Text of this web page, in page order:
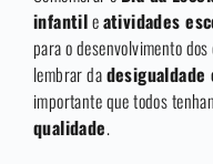
infantileatividades
para o desenvolvimento
lembrar dadesigualdade
importante que todos
qualidade.